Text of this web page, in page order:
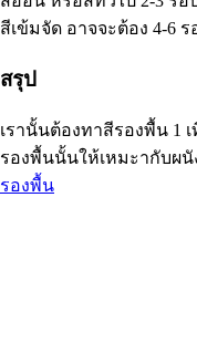
สีเข้มจัด อาจจะต้อง 4-6
สรุป
เรานั้นต้องทาสีรองพื้น 1
รองพื้นนั้นให้เหมะากับผนั
รองพื้น